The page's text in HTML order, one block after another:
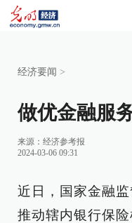
经济要闻 >
做优金融服
来源： 经济参考报
2024-03-06 09:31
近日，国家金融
推动辖内银行保